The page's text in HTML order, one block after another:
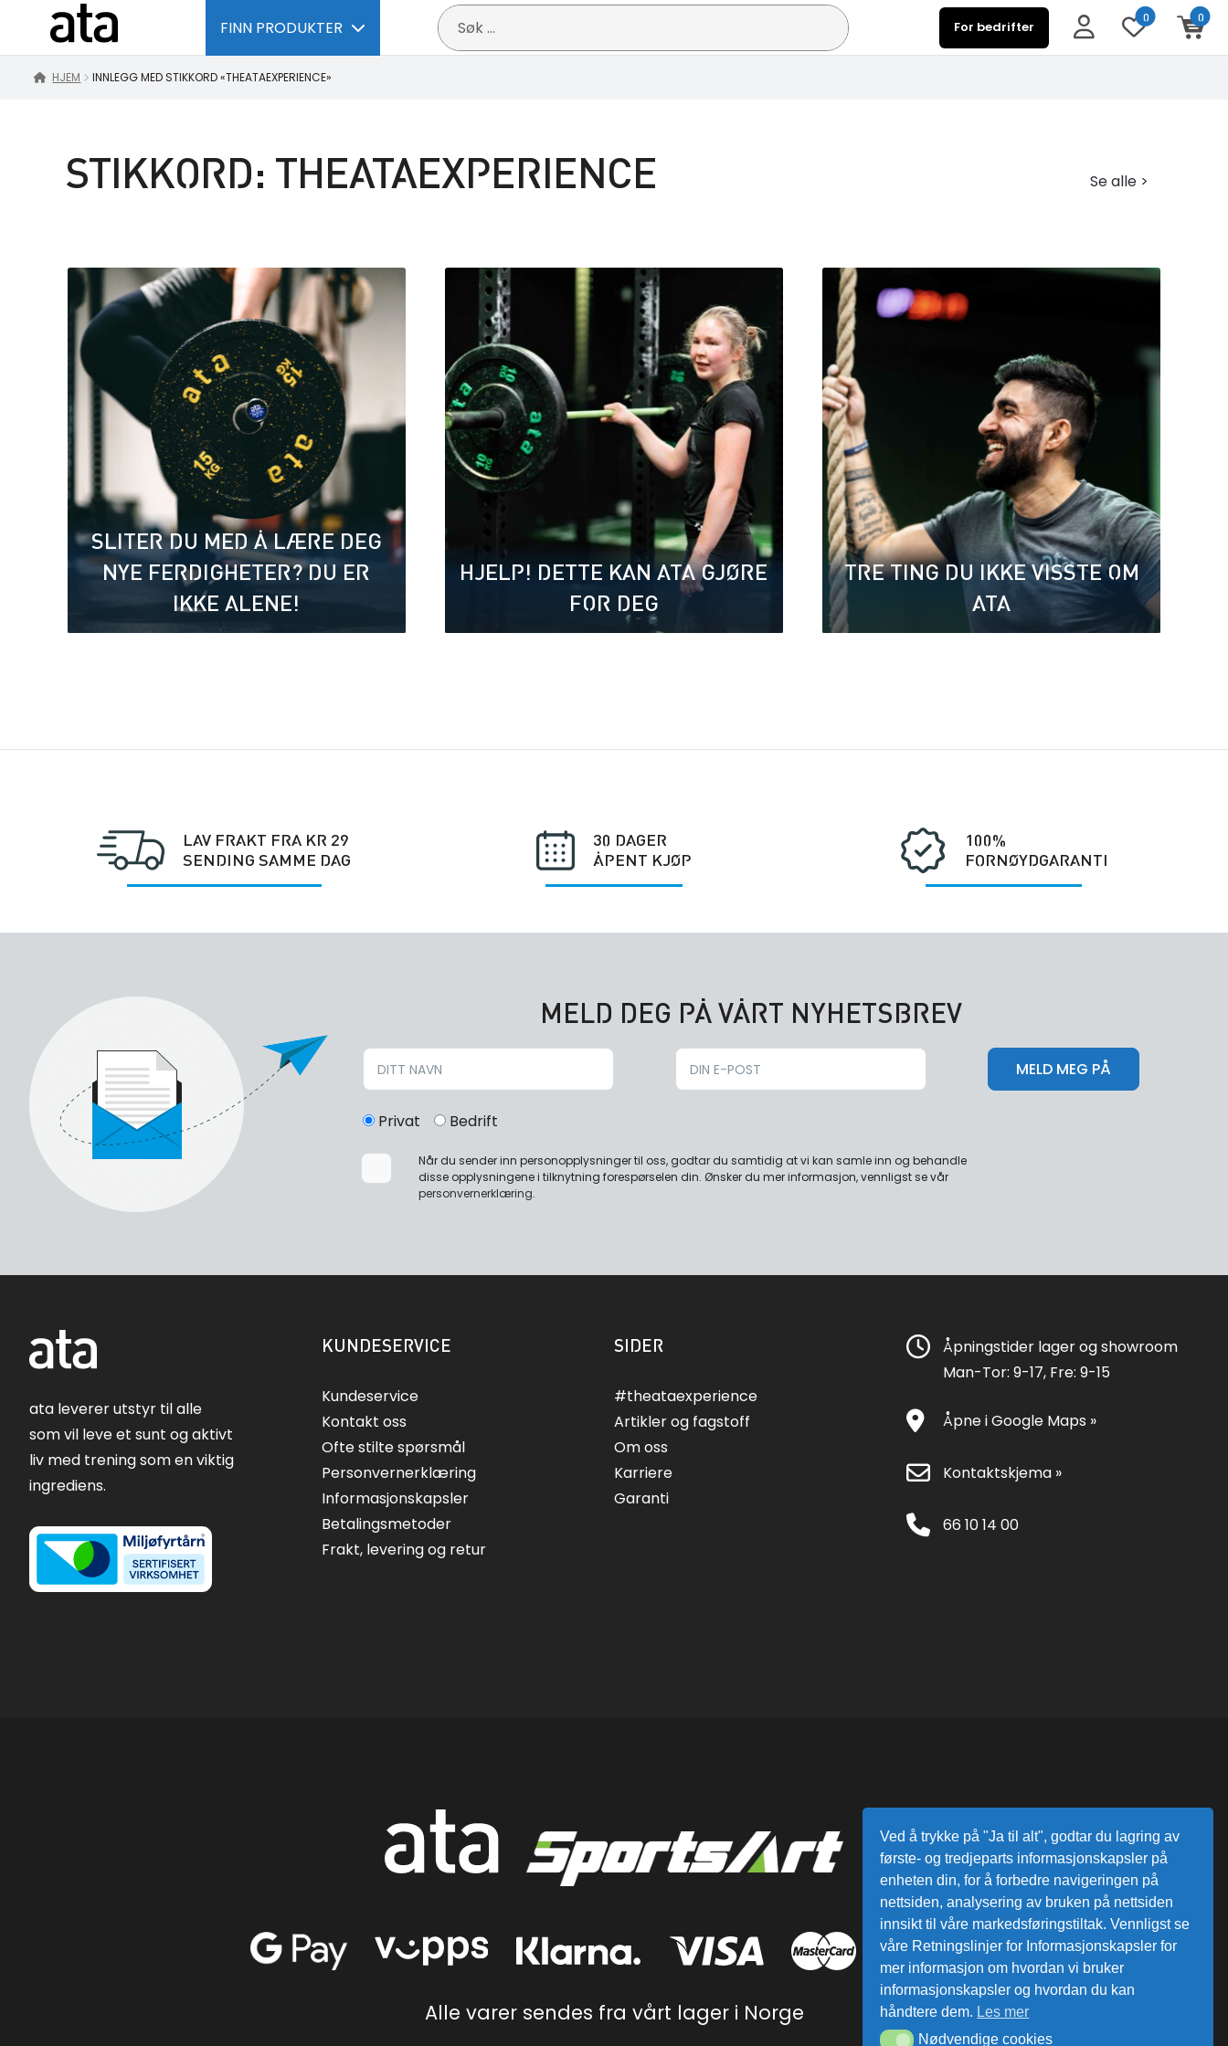
FINN PRODUKTER
Søk
etter:
For bedrifter
0 0
HJEM INNLEGG MED STIKKORD «THEATAEXPERIENCE»
STIKKORD: THEATAEXPERIENCE Se alle >
SLITER DU MED Å LÆRE DEG
NYE FERDIGHETER? DU ER
IKKE ALENE!
HJELP! DETTE KAN ATA GJØRE
FOR DEG
TRE TING DU IKKE VISSTE OM
ATA
LAV FRAKT FRA KR 29
SENDING SAMME DAG
30 DAGER
ÅPENT KJØP
100%
FORNØYDGARANTI
MELD DEG PÅ VÅRT NYHETSBREV
Privat Bedrift
Når du sender inn personopplysninger til oss, godtar du samtidig at vi kan samle inn og behandle
disse opplysningene i tilknytning forespørselen din. Ønsker du mer informasjon, vennligst se vår
personvernerklæring.
ata leverer utstyr til alle
som vil leve et sunt og aktivt
liv med trening som en viktig
ingrediens.
KUNDESERVICE
Kundeservice
Kontakt oss
Ofte stilte spørsmål
Personvernerklæring
Informasjonskapsler
Betalingsmetoder
Frakt, levering og retur
SIDER
#theataexperience
Artikler og fagstoff
Om oss
Karriere
Garanti
Åpningstider lager og showroom
Man-Tor: 9-17, Fre: 9-15
Åpne i Google Maps »
Kontaktskjema »
66 10 14 00
Alle varer sendes fra vårt lager i Norge
Ved å trykke på "Ja til alt", godtar du lagring av
første- og tredjeparts informasjonskapsler på
enheten din, for å forbedre navigeringen på
nettsiden, analysering av bruken på nettsiden
innsikt til våre markedsføringstiltak. Vennligst se
våre Retningslinjer for Informasjonskapsler for
mer informasjon om hvordan vi bruker
informasjonskapsler og hvordan du kan
håndtere dem. Les mer
Nødvendige cookies